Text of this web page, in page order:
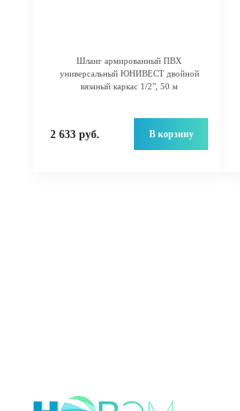
Шланг армированный ПВХ
универсальный ЮНИВЕСТ двойной
вязаный каркас 1/2", 50 м
2 633 руб. В корзину